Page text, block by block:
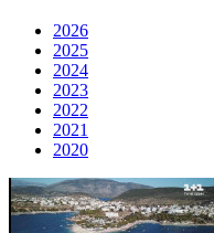
2026
2025
2024
2023
2022
2021
2020